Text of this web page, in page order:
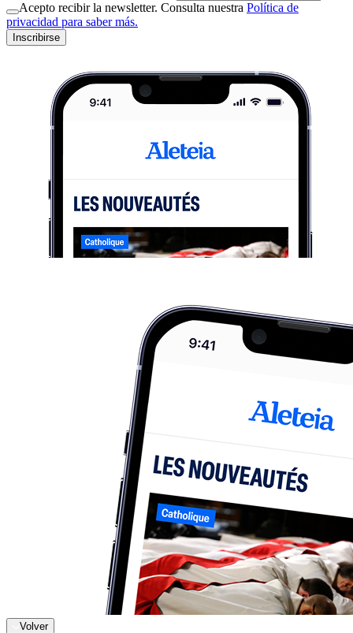
Acepto recibir la newsletter. Consulta nuestra Política de
privacidad para saber más.
Inscribirse
Volver